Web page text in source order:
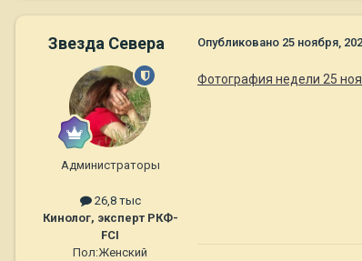
Звезда Севера
Администраторы
26,8 тыс
Кинолог, эксперт РКФ-
FCI
Пол:Женский
Опубликовано 25 ноября,
Фотография недели 25